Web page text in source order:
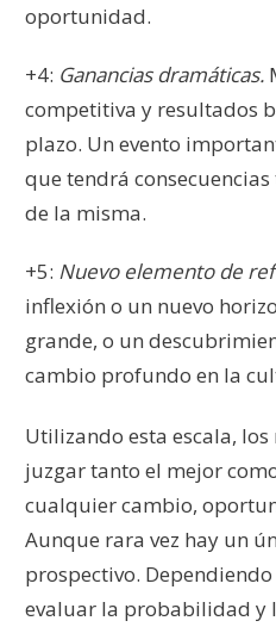
oportunidad.
+4: Ganancias dramáticas.
competitiva y resultados
plazo. Un evento
que tendrá
de la misma.
+5: Nuevo elemento de
inflexión o un nuevo
grande, o un
cambio profundo en la
Utilizando esta escala,
juzgar tanto el mejor
cualquier cambio,
Aunque rara vez hay un
prospectivo.
evaluar la probabilidad y